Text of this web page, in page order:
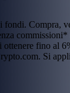
fondi. Compra,
fino al
Si